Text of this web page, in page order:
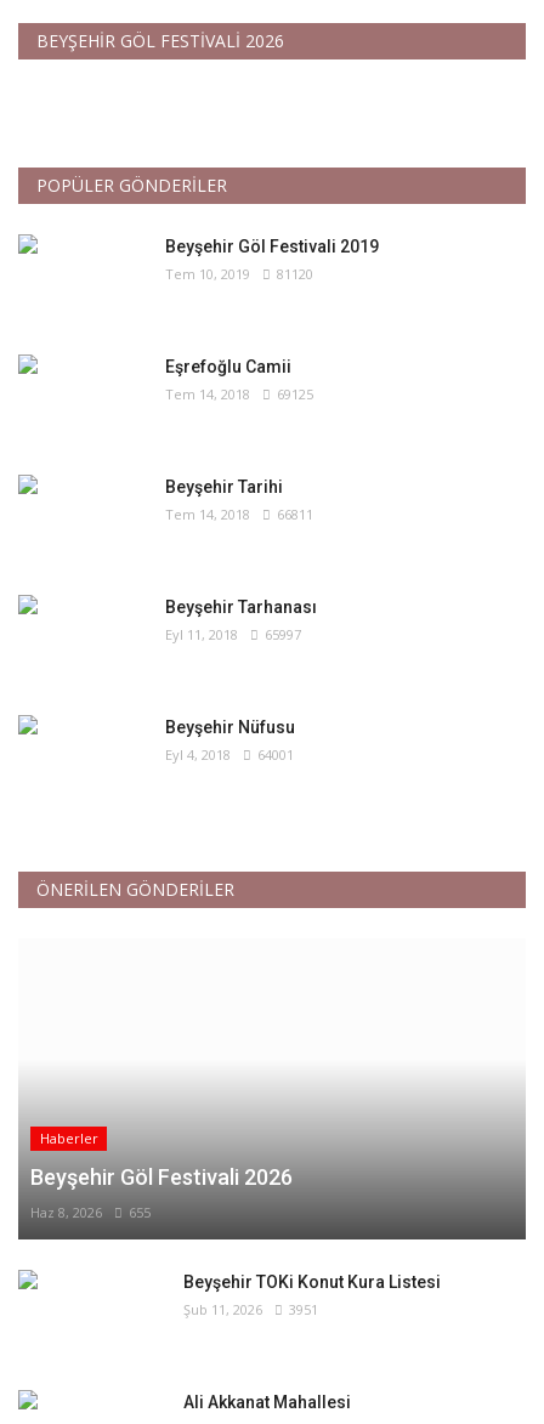
BEYŞEHİR GÖL FESTİVALİ 2026
POPÜLER GÖNDERİLER
Beyşehir Göl Festivali 2019
Tem 10, 2019 81120
Eşrefoğlu Camii
Tem 14, 2018 69125
Beyşehir Tarihi
Tem 14, 2018 66811
Beyşehir Tarhanası
Eyl 11, 2018 65997
Beyşehir Nüfusu
Eyl 4, 2018 64001
ÖNERİLEN GÖNDERİLER
Haberler
Beyşehir Göl Festivali 2026
Haz 8, 2026 655
Beyşehir TOKi Konut Kura Listesi
Şub 11, 2026 3951
Ali Akkanat Mahallesi